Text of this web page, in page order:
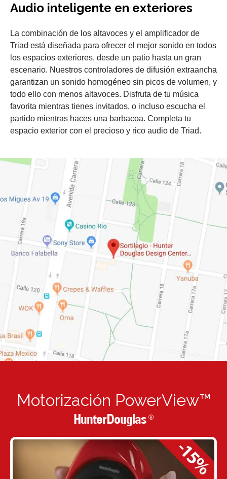
Audio inteligente en exteriores
La combinación de los altavoces y el amplificador de
Triad está diseñada para ofrecer el mejor sonido en todos
los espacios exteriores, desde un patio hasta un gran
escenario. Nuestros controladores de difusión extraancha
garantizan un sonido homogéneo sin picos de volumen, y
todo ello con menos altavoces. Disfruta de tu música
favorita mientras tienes invitados, o incluso escucha el
partido mientras haces una barbacoa. Completa tu
espacio exterior con el precioso y rico audio de Triad.
Motorización PowerView™
HunterDouglas ®